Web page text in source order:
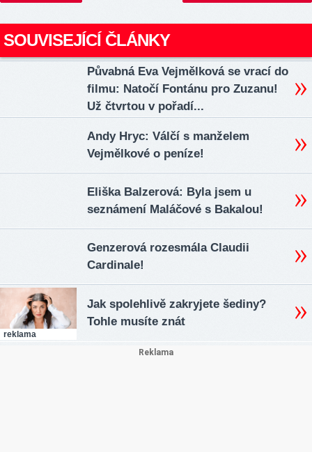
SOUVISEJÍCÍ ČLÁNKY
Půvabná Eva Vejmělková se vrací do
filmu: Natočí Fontánu pro Zuzanu!
Už čtvrtou v pořadí...
Andy Hryc: Válčí s manželem
Vejmělkové o peníze!
Eliška Balzerová: Byla jsem u
seznámení Maláčové s Bakalou!
Genzerová rozesmála Claudii
Cardinale!
reklama
Jak spolehlivě zakryjete šediny?
Tohle musíte znát